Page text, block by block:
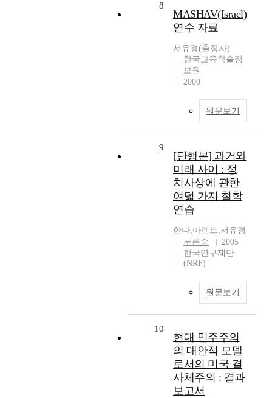
8
MASHAV(Israel)
연수 자료
서유경(출장자)
한국교육학술정
보원
2000
원문보기
9
[단행본] 과거와
미래 사이 : 정
치사상에 관한
여덟 가지 철학
연습
한나,아렌트,서유경
푸른숲
2005
한국연구재단
(NRF)
원문보기
10
현대 민주주의
의 대안적 모델
로서의 미국 결
사체주의 : 결과
보고서